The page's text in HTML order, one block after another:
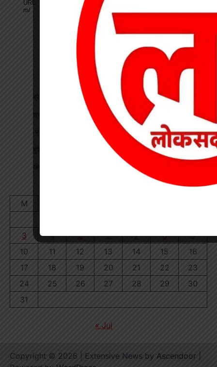
ब्रेकिंग : खेत में विवाद के बाद महिला की संदिग्ध मौत, पति फरार
श्रद्धा पेट्रोल पंप तिवारता में पुलिस का छापा गड़बड़ी की आशंका
भू-प्रभावित युवाओं को रोजगार देने की मांग, महाप्रबंधक को सौंपा ज्ञापन
बुंदेली-सुतर्रा मार्ग की बदहाली पर चक्काजाम, चार घंटे थमे वाहनों के पहिए
खेत में काम कर रहे किसान पर गिरी गाज, मौत
M
3
4 5 6 7 8
9
10
11 12 13 14 15
16
17
18 19 20 21 22
23
24
25 26 27 28 29
30
31
« Jul
Copyright © 2026 | Extensive News by Ascendoor